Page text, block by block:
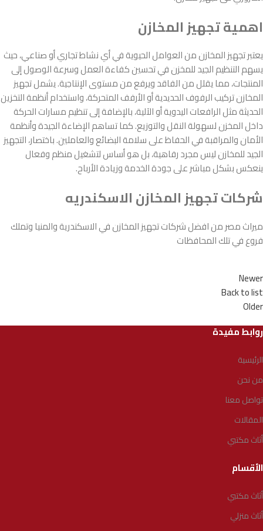
اهمية تجهيز المخازن
يعتبر تجهيز المخازن من العوامل الحيوية في أي نشاط تجاري أو صناعي، حيث
يسهم التنظيم الجيد للمخزن في تحسين كفاءة العمل وسرعة الوصول إلى
المنتجات، مما يقلل من الفاقد ويرفع من مستوى الإنتاجية. يشمل تجهيز
المخازن تركيب الرفوف الحديدية أو الأرفف المتحركة، واستخدام أنظمة التخزين
الحديثة مثل الرافعات اليدوية أو الآلية، بالإضافة إلى تنظيم مسارات الحركة
داخل المخزن لسهولة النقل والتوزيع. كما تساهم الإضاءة الجيدة وأنظمة
الأمان والمراقبة في الحفاظ على سلامة البضائع والعاملين. باختصار، التجهيز
الجيد للمخازن ليس مجرد رفاهية، بل هو أساس لتشغيل منظم وفعال
ينعكس بشكل مباشر على جودة الخدمة وزيادة الأرباح.
شركات تجهيز المخازن الاسكندريه
ميراث مصر من افضل شركات تجهيز المخازن في الاسكندرية والمنيا وتملك
فروع في تلك المحافظات
Newer
Back to list
Older
روابط مفيدة
الرئيسية
من نحن
تواصل معنا
المقالات
أثاث مكتبي
الأقسام
أثاث مكتبي
أثاث منزلي